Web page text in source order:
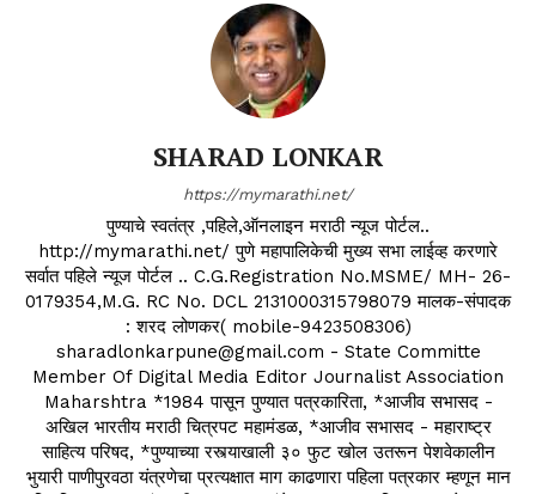
SHARAD LONKAR
https://mymarathi.net/
पुण्याचे स्वतंत्र ,पहिले,ऑनलाइन मराठी न्यूज पोर्टल..
http://mymarathi.net/ पुणे महापालिकेची मुख्य सभा लाईव्ह करणारे
सर्वात पहिले न्यूज पोर्टल .. C.G.Registration No.MSME/ MH- 26-
0179354,M.G. RC No. DCL 2131000315798079 मालक-संपादक
: शरद लोणकर( mobile-9423508306)
sharadlonkarpune@gmail.com - State Committe
Member Of Digital Media Editor Journalist Association
Maharshtra *1984 पासून पुण्यात पत्रकारिता, *आजीव सभासद -
अखिल भारतीय मराठी चित्रपट महामंडळ, *आजीव सभासद - महाराष्ट्र
साहित्य परिषद, *पुण्याच्या रस्त्याखाली ३० फुट खोल उतरून पेशवेकालीन
भुयारी पाणीपुरवठा यंत्रणेचा प्रत्यक्षात माग काढणारा पहिला पत्रकार म्हणून मान